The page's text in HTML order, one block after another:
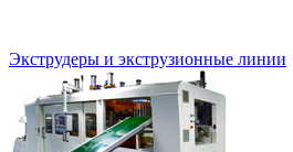
Экструдеры и экструзионные линии